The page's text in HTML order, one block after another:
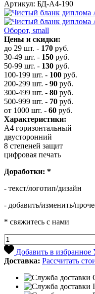
Артикул: БД-А4-190
Цены и скидки:
до 29 шт. - 170 руб.
30-49 шт. - 150 руб.
50-99 шт. - 130 руб.
100-199 шт. - 100 руб.
200-299 шт. - 90 руб.
300-499 шт. - 80 руб.
500-999 шт. - 70 руб.
от 1000 шт. - 60 руб.
Характеристики:
А4 горизонтальный
двусторонний
8 степеней защит
цифровая печать
Доработки: *
- текст/логотип/дизайн
- добавить/изменить/
* свяжитесь с нами
Добавить в избранное
Доставка: Рассчитать